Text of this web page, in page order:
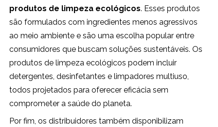
produtos de limpeza ecológicos. Esses produtos
são formulados com ingredientes menos agressivos
ao meio ambiente e são uma escolha popular entre
consumidores que buscam soluções sustentáveis. Os
produtos de limpeza ecológicos podem incluir
detergentes, desinfetantes e limpadores multiuso,
todos projetados para oferecer eficácia sem
comprometer a saúde do planeta.
Por fim, os distribuidores também disponibilizam